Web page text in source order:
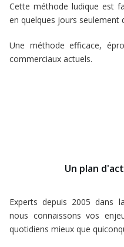
Cette méthode ludique est
en quelques jours seulement
Une méthode efficace,
commerciaux actuels.
Un plan
Experts depuis 2005 dans
nous connaissons vos
quotidiens mieux que